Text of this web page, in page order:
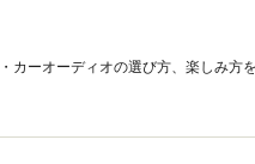
カーオーディオの選び方、楽しみ方を